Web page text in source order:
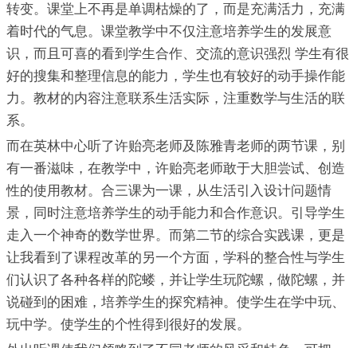
转变。课堂上不再是单调枯燥的了，而是充满活力，充满
着时代的气息。课堂教学中不仅注意培养学生的发展意
识，而且可喜的看到学生合作、交流的意识强烈 学生有很
好的搜集和整理信息的能力，学生也有较好的动手操作能
力。教材的内容注意联系生活实际，注重数学与生活的联
系。
而在英林中心听了许贻亮老师及陈雅青老师的两节课，别
有一番滋味，在教学中，许贻亮老师敢于大胆尝试、创造
性的使用教材。合三课为一课，从生活引入设计问题情
景，同时注意培养学生的动手能力和合作意识。引导学生
走入一个神奇的数学世界。而第二节的综合实践课，更是
让我看到了课程改革的另一个方面，学科的整合性与学生
们认识了各种各样的陀蝼，并让学生玩陀螺，做陀螺，并
说碰到的困难，培养学生的探究精神。使学生在学中玩、
玩中学。使学生的个性得到很好的发展。